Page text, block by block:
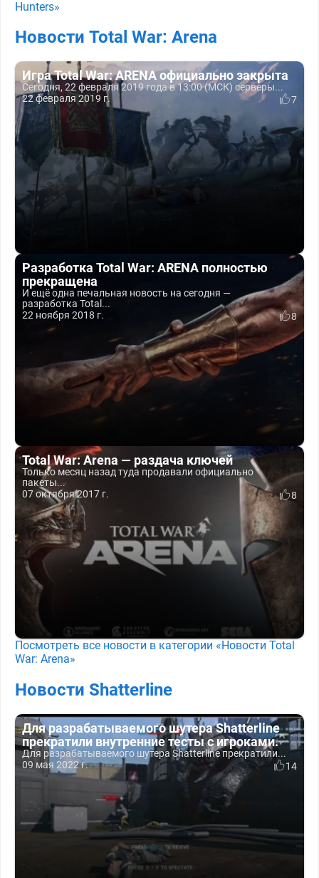
Hunters»
Новости Total War: Arena
Игра Total War: ARENA официально закрыта
Сегодня, 22 февраля 2019 года в 13:00 (МСК) серверы...
22 февраля 2019 г.
7
Разработка Total War: ARENA полностью
прекращена
И ещё одна печальная новость на сегодня —
разработка Total...
22 ноября 2018 г.
8
Total War: Arena — раздача ключей
Только месяц назад туда продавали официально
пакеты...
07 октября 2017 г.
8
Посмотреть все новости в категории «Новости Total
War: Arena»
Новости Shatterline
Для разрабатываемого шутера Shatterline
прекратили внутренние тесты с игроками.
Для разрабатываемого шутера Shatterline прекратили...
09 мая 2022 г.
14